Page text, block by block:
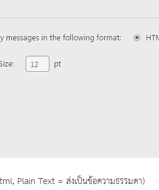
Plain Text = ส่งเป็นข้อความธรรมดา)